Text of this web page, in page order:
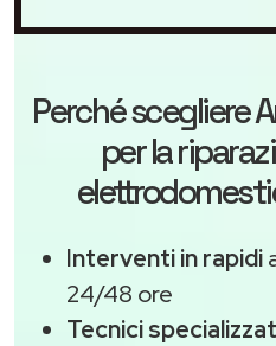
Perché scegliere
per la
Interventi in rapidi
24/48 ore
Tecnici